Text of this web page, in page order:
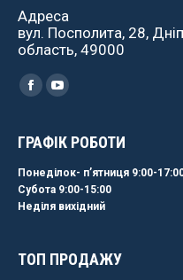
Адреса
вул. Посполита, 28,
область, 49000
Найдите нас:
Facebook
YouTube
ГРАФІК РОБОТИ
Понеділок- пʼятниця 9:00-
Субота 9:00-15:00
Неділя вихідний
ТОП ПРОДАЖУ